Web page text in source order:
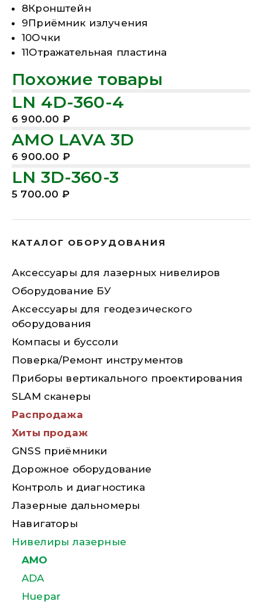
8Кронштейн
9Приёмник излучения
10Очки
11Отражательная пластина
Похожие товары
LN 4D-360-4
6 900.00 ₽
AMO LAVA 3D
6 900.00 ₽
LN 3D-360-3
5 700.00 ₽
КАТАЛОГ ОБОРУДОВАНИЯ
Аксессуары для лазерных нивелиров
Оборудование БУ
Аксессуары для геодезического
оборудования
Компасы и буссоли
Поверка/Ремонт инструментов
Приборы вертикального проектирования
SLAM сканеры
Распродажа
Хиты продаж
GNSS приёмники
Дорожное оборудование
Контроль и диагностика
Лазерные дальномеры
Навигаторы
Нивелиры лазерные
AMO
ADA
Huepar